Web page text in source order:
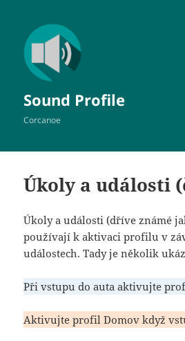
Sound Profile
Corcanoe
Úkoly a události
Úkoly a události (dříve známé
používají k aktivaci profilu v
událostech. Tady je několik
Při vstupu do auta aktivujte
Aktivujte profil Domov když